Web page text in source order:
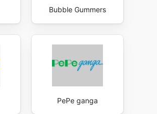
Bubble Gummers
PePe ganga